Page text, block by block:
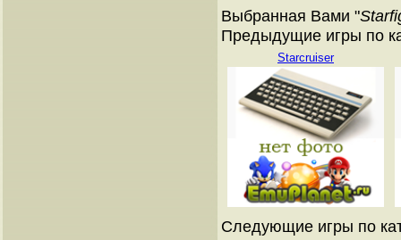
Выбранная Вами "
Предыдущие игры по
Starcruiser
Следующие игры по